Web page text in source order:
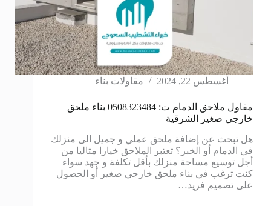
أغسطس 22, 2024 مقاولات بناء
مقاول ملاحق الدمام ت: 0508323484 بناء ملحق
خارجي صغير الشرقية
هل تبحث عن إضافة ملحق عملي و جميل الى منزلك
في الدمام أو الخبر؟ تعتبر الملاحق خيارا مثاليا من
أجل توسيع مساحة منزلك بأقل تكلفة و جهد سواء
كنت ترغب في بناء ملحق خارجي صغير أو الحصول
على تصميم فريد…